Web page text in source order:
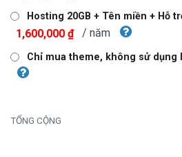
Hosting 20GB + Tên miền + Hỗ
1,600,000 ₫ / năm
Chỉ mua theme, không sử dụng
TỔNG CỘNG